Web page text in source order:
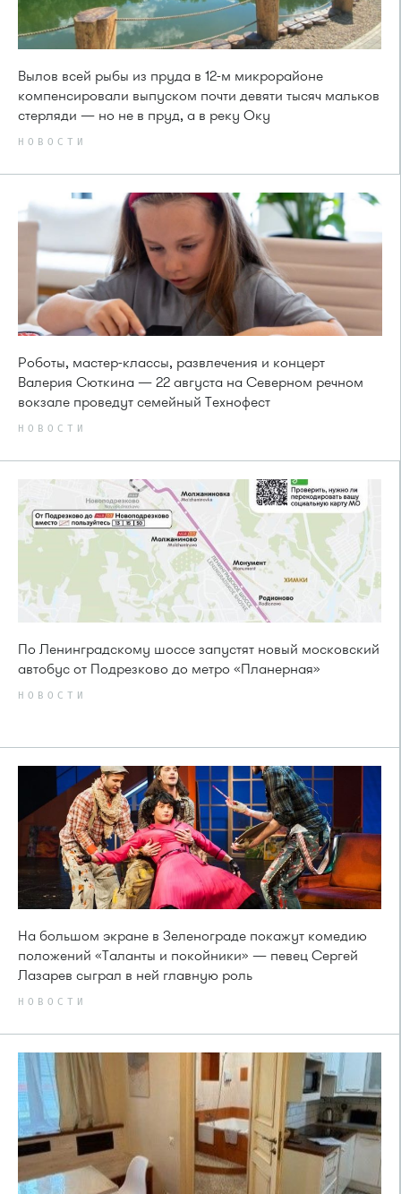
Вылов всей рыбы из пруда в 12-м микрорайоне
компенсировали выпуском почти девяти тысяч мальков
стерляди — но не в пруд, а в реку Оку
НОВОСТИ
Роботы, мастер-классы, развлечения и концерт
Валерия Сюткина — 22 августа на Северном речном
вокзале проведут семейный Технофест
НОВОСТИ
По Ленинградскому шоссе запустят новый московский
автобус от Подрезково до метро «Планерная»
НОВОСТИ
На большом экране в Зеленограде покажут комедию
положений «Таланты и покойники» — певец Сергей
Лазарев сыграл в ней главную роль
НОВОСТИ